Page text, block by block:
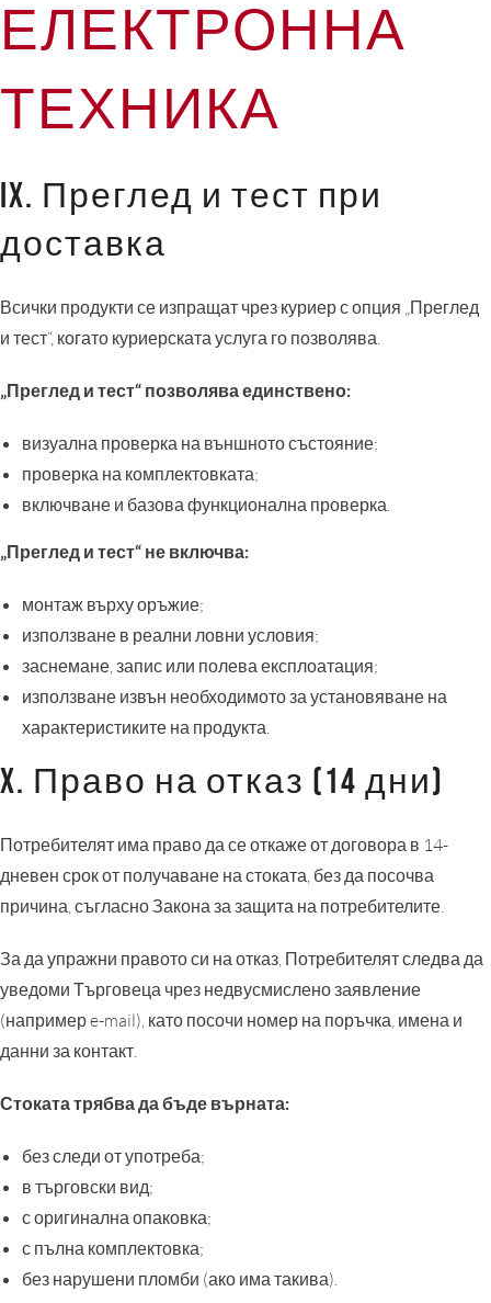
ЕЛЕКТРОННА
ТЕХНИКА
IX. Преглед и тест при
доставка
Всички продукти се изпращат чрез куриер с опция „Преглед
и тест“, когато куриерската услуга го позволява.
„Преглед и тест“ позволява единствено:
визуална проверка на външното състояние;
проверка на комплектовката;
включване и базова функционална проверка.
„Преглед и тест“ не включва:
монтаж върху оръжие;
използване в реални ловни условия;
заснемане, запис или полева експлоатация;
използване извън необходимото за установяване на
характеристиките на продукта.
X. Право на отказ (14 дни)
Потребителят има право да се откаже от договора в 14-
дневен срок от получаване на стоката, без да посочва
причина, съгласно Закона за защита на потребителите.
За да упражни правото си на отказ, Потребителят следва да
уведоми Търговеца чрез недвусмислено заявление
(например e-mail), като посочи номер на поръчка, имена и
данни за контакт.
Стоката трябва да бъде върната:
без следи от употреба;
в търговски вид;
с оригинална опаковка;
с пълна комплектовка;
без нарушени пломби (ако има такива).